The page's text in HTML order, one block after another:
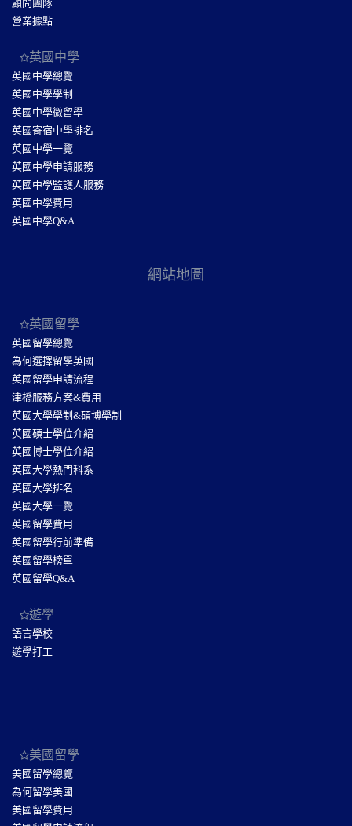
顧問團隊
營業據點
英國中學
英國中學總覽
英國中學學制
英國中學微留學
英國寄宿中學排名
英國中學一覽
英國中學申請服務
英國中學監護人服務
英國中學費用
英國中學Q&A
網站地圖
英國留學
英國留學總覽
為何選擇留學英國
英國留學申請流程
津橋服務方案&費用
英國大學學制&碩博學制
英國碩士學位介紹
英國博士學位介紹
英國大學熱門科系
英國大學排名
英國大學一覽
英國留學費用
英國留學行前準備
英國留學榜單
英國留學Q&A
遊學
語言學校
遊學打工
美國留學
美國留學總覽
為何留學美國
美國留學費用